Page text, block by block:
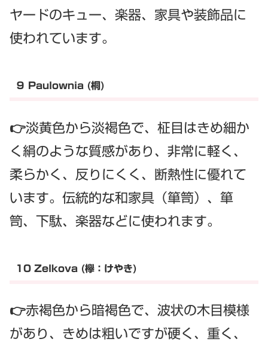
ヤードのキュー、楽器、家具や装飾品に
使われています。
９ Paulownia (桐)
👉淡黄色から淡褐色で、柾目はきめ細か
く絹のような質感があり、非常に軽く、
柔らかく、反りにくく、断熱性に優れて
います。伝統的な和家具（箪笥）、箪
笥、下駄、楽器などに使われます。
10 Zelkova (欅：けやき)
👉赤褐色から暗褐色で、波状の木目模様
があり、きめは粗いですが硬く、重く、